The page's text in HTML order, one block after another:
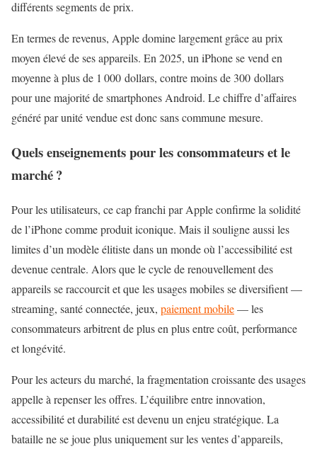
différents segments de prix.
En termes de revenus, Apple domine largement grâce au prix
moyen élevé de ses appareils. En 2025, un iPhone se vend en
moyenne à plus de 1 000 dollars, contre moins de 300 dollars
pour une majorité de smartphones Android. Le chiffre d’affaires
généré par unité vendue est donc sans commune mesure.
Quels enseignements pour les consommateurs et le
marché ?
Pour les utilisateurs, ce cap franchi par Apple confirme la solidité
de l’iPhone comme produit iconique. Mais il souligne aussi les
limites d’un modèle élitiste dans un monde où l’accessibilité est
devenue centrale. Alors que le cycle de renouvellement des
appareils se raccourcit et que les usages mobiles se diversifient —
streaming, santé connectée, jeux, paiement mobile— les
consommateurs arbitrent de plus en plus entre coût, performance
et longévité.
Pour les acteurs du marché, la fragmentation croissante des usages
appelle à repenser les offres. L’équilibre entre innovation,
accessibilité et durabilité est devenu un enjeu stratégique. La
bataille ne se joue plus uniquement sur les ventes d’appareils,